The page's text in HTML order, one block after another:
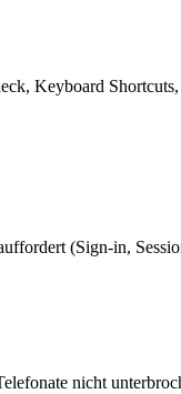
Keyboard
(Sign-in,
nicht